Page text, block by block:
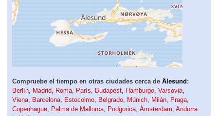
Compruebe el tiempo en otras ciudades cerca de Ålesund :
Berlín
Madrid Roma París Budapest Hamburgo Varsovia
Viena
Barcelona Estocolmo Belgrado Múnich Milán Praga
Copenhague
Palma de Mallorca Podgorica Ámsterdam Andorra